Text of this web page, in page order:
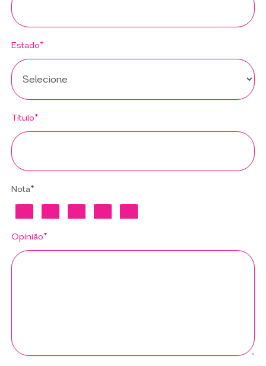
Estado*
Título*
Nota*
Opinião*